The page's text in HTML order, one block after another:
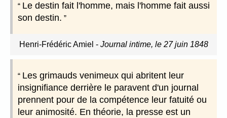
Le destin fait l'homme, mais l'homme fait aussi
son destin.
Henri-Frédéric Amiel - Journal intime, le 27 juin 1848
Les grimauds venimeux qui abritent leur
insignifiance derrière le paravent d'un journal
prennent pour de la compétence leur fatuité ou
leur animosité. En théorie, la presse est un